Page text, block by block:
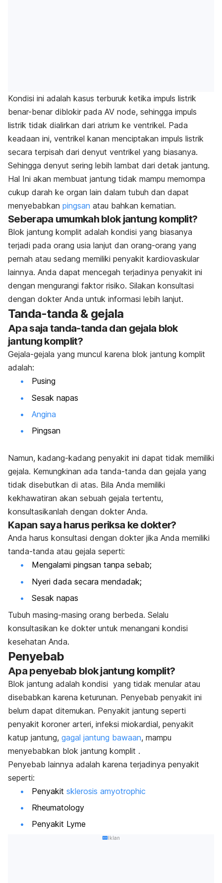
Kondisi ini adalah kasus terburuk ketika impuls listrik
benar-benar diblokir pada AV node, sehingga impuls
listrik tidak dialirkan dari atrium ke ventrikel. Pada
keadaan ini, ventrikel kanan menciptakan impuls listrik
secara terpisah dari denyut ventrikel yang biasanya.
Sehingga denyut sering lebih lambat dari detak jantung.
Hal Ini akan membuat jantung tidak mampu memompa
cukup darah ke organ lain dalam tubuh dan dapat
menyebabkan pingsan atau bahkan kematian.
Seberapa umumkah blok jantung komplit?
Blok jantung komplit adalah kondisi yang biasanya
terjadi pada orang usia lanjut dan orang-orang yang
pernah atau sedang memiliki penyakit kardiovaskular
lainnya. Anda dapat mencegah terjadinya penyakit ini
dengan mengurangi faktor risiko. Silakan konsultasi
dengan dokter Anda untuk informasi lebih lanjut.
Tanda-tanda & gejala
Apa saja tanda-tanda dan gejala blok
jantung komplit?
Gejala-gejala yang muncul karena blok jantung komplit
adalah:
Pusing
Sesak napas
Angina
Pingsan
Namun, kadang-kadang penyakit ini dapat tidak memiliki
gejala. Kemungkinan ada tanda-­tanda dan gejala yang
tidak disebutkan di atas. Bila Anda memiliki
kekhawatiran akan sebuah gejala tertentu,
konsultasikanlah dengan dokter Anda.
Kapan saya harus periksa ke dokter?
Anda harus konsultasi dengan dokter jika Anda memiliki
tanda-tanda atau gejala seperti:
Mengalami pingsan tanpa sebab;
Nyeri dada secara mendadak;
Sesak napas
Tubuh masing­-masing orang berbeda. Selalu
konsultasikan ke dokter untuk menangani kondisi
kesehatan Anda.
Penyebab
Apa penyebab blok jantung komplit?
Blok jantung adalah kondisi yang tidak menular atau
disebabkan karena keturunan. Penyebab penyakit ini
belum dapat ditemukan. Penyakit jantung seperti
penyakit koroner arteri, infeksi miokardial, penyakit
katup jantung, gagal jantung bawaan, mampu
menyebabkan blok jantung komplit .
Penyebab lainnya adalah karena terjadinya penyakit
seperti:
Penyakit sklerosis amyotrophic
Rheumatology
Penyakit Lyme
Iklan